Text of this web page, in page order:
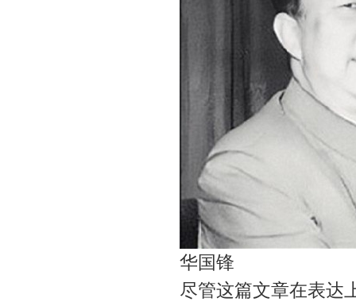
华国锋
尽管这篇文章在表达